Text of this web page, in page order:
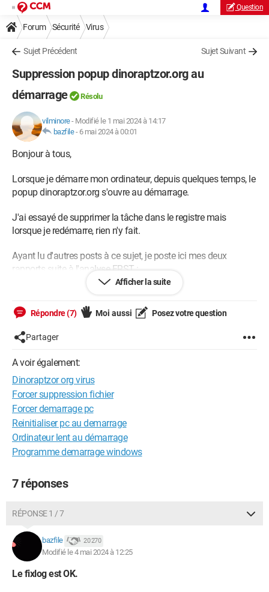
Question
Forum Sécurité Virus
Sujet Précédent Sujet Suivant
Suppression popup dinoraptzor.org au
démarrage
Résolu
vilminore- Modifié le 1 mai 2024 à 14:17
bazfile- 6 mai 2024 à 00:01
Bonjour à tous,
Lorsque je démarre mon ordinateur, depuis quelques temps, le
popup dinoraptzor.org s'ouvre au démarrage.
J'ai essayé de supprimer la tâche dans le registre mais
lorsque je redémarre, rien n'y fait.
Ayant lu d'autres posts à ce sujet, je poste ici mes deux
rapports suite à l'analyse FRST :
https://www.cjoint.com/c/NEbicUN67eI (FRST.txt)
Est-ce que quelqu'un pourrait m'indiquer ce qui coince? Mon
antivirus principal est McAfee.
Merci d'avance!
Afficher la suite
Répondre (7) Moi aussi Posez votre question
Partager
A voir également:
Dinoraptzor org virus
Forcer suppression fichier
Forcer demarrage pc
Reinitialiser pc au demarrage
Ordinateur lent au démarrage
Programme demarrage windows
7 réponses
RÉPONSE 1 / 7
bazfile 20 270
Modifié le 4 mai 2024 à 12:25
Le fixlog est OK.